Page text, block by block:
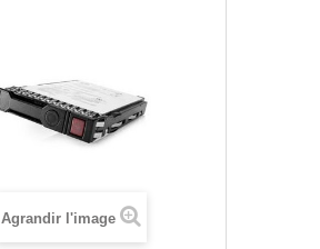
Agrandir l'image